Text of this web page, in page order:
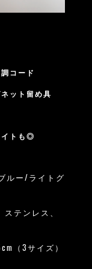
コード
ット留め具
イトも◎
ルー/ライトグ
テンレス、
（3サイズ）